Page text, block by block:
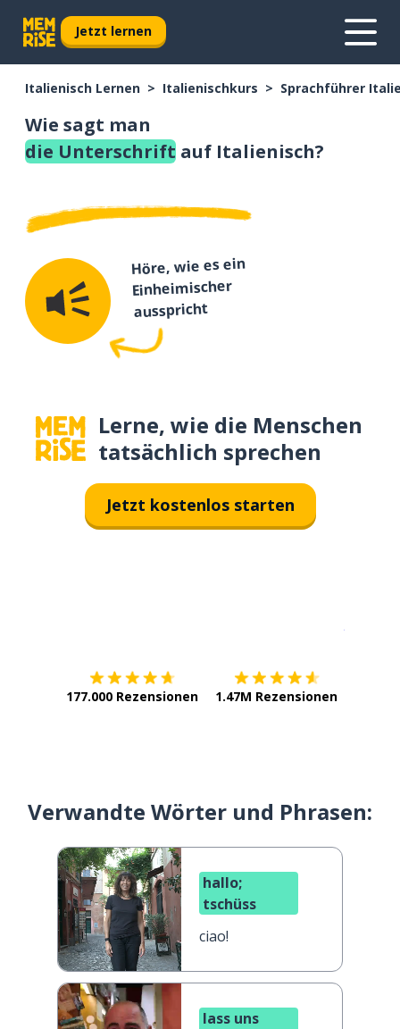
Jetzt lernen
Italienisch Lernen Italienischkurs Sprachführer
Wie sagt man
die Unterschrift auf Italienisch?
Höre, wie es ein
Einheimischer
ausspricht
Lerne, wie die Menschen
tatsächlich sprechen
Jetzt kostenlos starten
177.000 Rezensionen 1.47M Rezensionen
Verwandte Wörter und Phrasen:
hallo;
tschüss
ciao!
lass uns